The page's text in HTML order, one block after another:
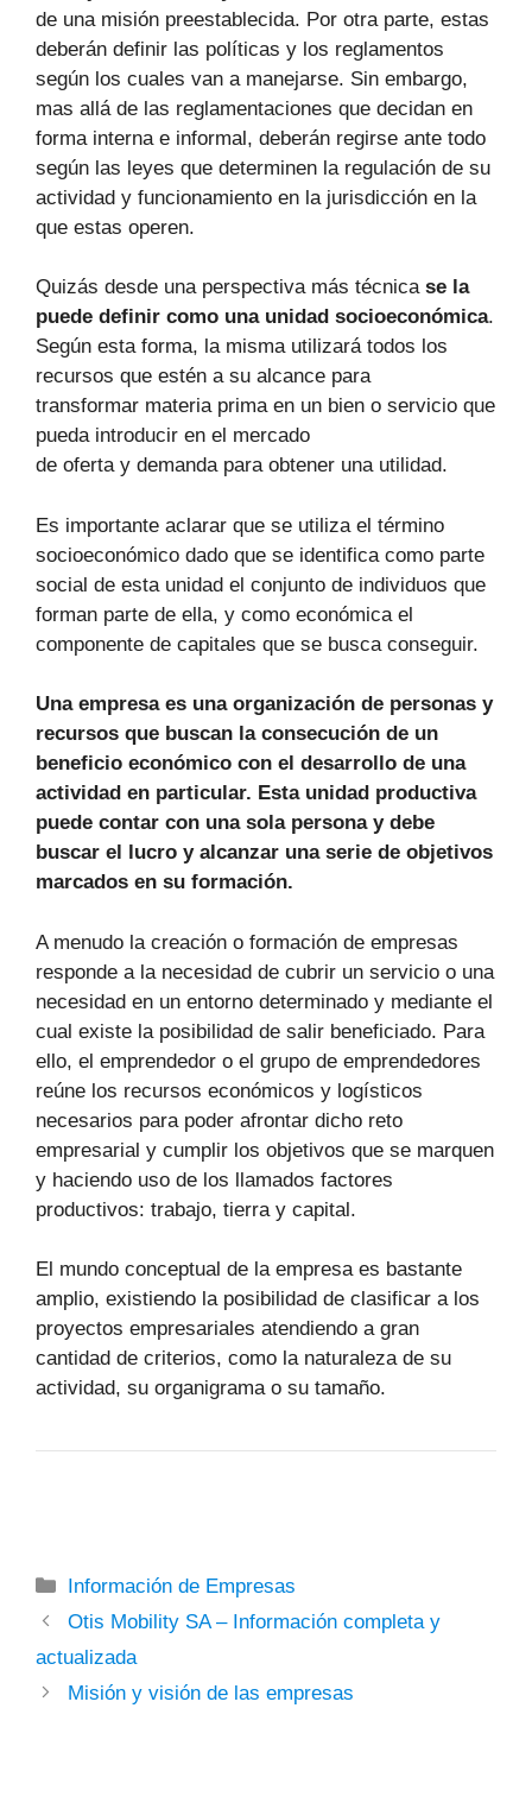
de una misión preestablecida. Por otra parte, estas
deberán definir las políticas y los reglamentos
según los cuales van a manejarse. Sin embargo,
mas allá de las reglamentaciones que decidan en
forma interna e informal, deberán regirse ante todo
según las leyes que determinen la regulación de su
actividad y funcionamiento en la jurisdicción en la
que estas operen.
Quizás desde una perspectiva más técnicase la
puede definir como una unidad socioeconómica.
Según esta forma, la misma utilizará todos los
recursos que estén a su alcance para
transformar materia prima en un bien o servicio que
pueda introducir en el mercado
de oferta y demanda para obtener una utilidad.
Es importante aclarar que se utiliza el término
socioeconómico dado que se identifica como parte
social de esta unidad el conjunto de individuos que
forman parte de ella, y como económica el
componente de capitales que se busca conseguir.
Una empresa es una organización de personas y
recursos que buscan la consecución de un
beneficio económico con el desarrollo de una
actividad en particular. Esta unidad productiva
puede contar con una sola persona y debe
buscar el lucro y alcanzar una serie de objetivos
marcados en su formación.
A menudo la creación o formación de empresas
responde a la necesidad de cubrir un servicio o una
necesidad en un entorno determinado y mediante el
cual existe la posibilidad de salir beneficiado. Para
ello, el emprendedor o el grupo de emprendedores
reúne los recursos económicos y logísticos
necesarios para poder afrontar dicho reto
empresarial y cumplir los objetivos que se marquen
y haciendo uso de los llamados factores
productivos: trabajo, tierra y capital.
El mundo conceptual de la empresa es bastante
amplio, existiendo la posibilidad de clasificar a los
proyectos empresariales atendiendo a gran
cantidad de criterios, como la naturaleza de su
actividad, su organigrama o su tamaño.
Categorías
Información de Empresas
Otis Mobility SA – Información completa y
actualizada
Misión y visión de las empresas